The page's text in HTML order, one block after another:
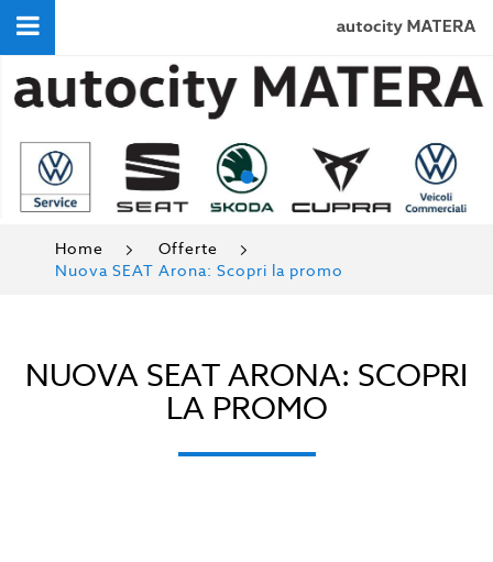
•
Home
Offerte
Nuova SEAT Arona: Scopri la promo
NUOVA SEAT ARONA: SCOPRI
LA PROMO